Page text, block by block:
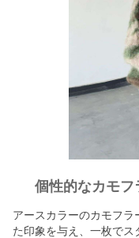
個性的なカモフ
アースカラーのカモフ
た印象を与え、一枚でス